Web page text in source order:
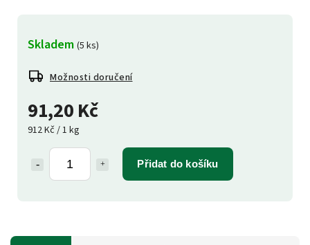
91,20 Kč
912 Kč / 1 kg
Přidat do košíku
Skladem (5 ks)
Možnosti doručení